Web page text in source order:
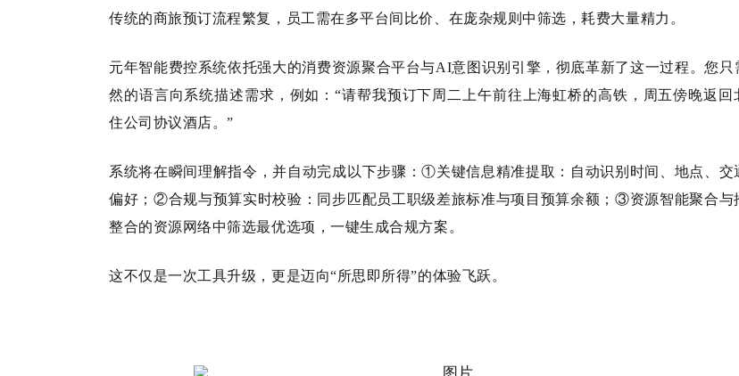
传统的商旅预订流程繁复，员工需在多平台间比价、在庞杂规则中筛选，耗费大量精力。
元年智能费控系统依托强大的消费资源聚合平台与AI意图识别引擎，彻底革新了这一过程。您只
然的语言向系统描述需求，例如：“请帮我预订下周二上午前往上海虹桥的高铁，周五傍晚返回
住公司协议酒店。”
系统将在瞬间理解指令，并自动完成以下步骤：①关键信息精准提取：自动识别时间、地点、交
偏好；②合规与预算实时校验：同步匹配员工职级差旅标准与项目预算余额；③资源智能聚合与
整合的资源网络中筛选最优选项，一键生成合规方案。
这不仅是一次工具升级，更是迈向“所思即所得”的体验飞跃。